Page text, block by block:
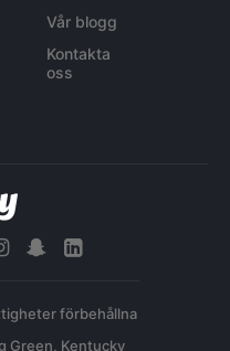
Vår blogg
Kontakta
oss
förbehållna